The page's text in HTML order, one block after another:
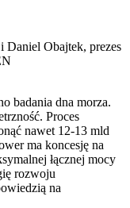
Daniel Obajtek, prezes
badania dna morza.
Proces
nawet 12-13 mld
ma koncesję na
łącznej mocy
rozwoju
na